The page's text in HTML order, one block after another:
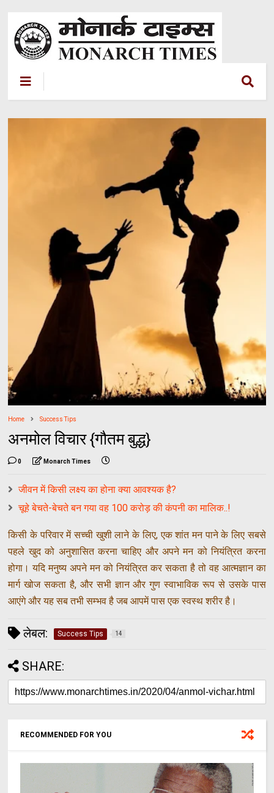
Home Success Tips
अनमोल विचार {गौतम बुद्ध}
0 Monarch Times
जीवन में किसी लक्ष्य का होना क्‍या आवश्‍यक है?
चूहे बेचते-बेचते बन गया वह 100 करोड़ की कंपनी का मालिक..!
किसी के परिवार में सच्ची खुशी लाने के लिए, एक शांत मन पाने के लिए सबसे
पहले खुद को अनुशासित करना चाहिए और अपने मन को नियंत्रित करना
होगा। यदि मनुष्य अपने मन को नियंत्रित कर सकता है तो वह आत्मज्ञान का
मार्ग खोज सकता है, और सभी ज्ञान और गुण स्वाभाविक रूप से उसके पास
आएंगे और यह सब तभी सम्भव है जब आपमें पास एक स्वस्थ शरीर है।
लेबल: Success Tips 14
SHARE:
RECOMMENDED FOR YOU